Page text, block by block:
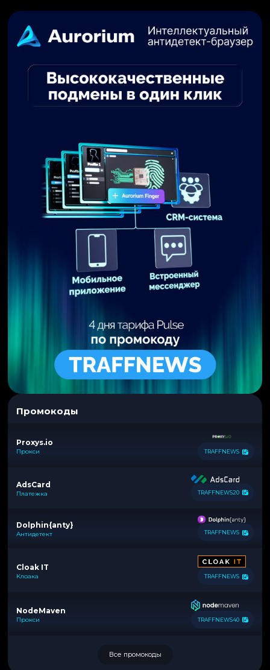
Промокоды
Proxys.io
Прокси TRAFFNEWS
AdsCard
Платежка TRAFFNEWS20
Dolphin{anty}
Антидетект TRAFFNEWS
Cloak IT
Клоака TRAFFNEWS
NodeMaven
Прокси TRAFFNEWS40
Все промокоды